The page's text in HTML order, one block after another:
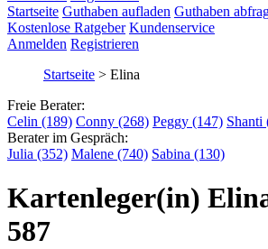
Startseite Guthaben aufladen Guthaben
Kostenlose Ratgeber Kundenservice
Anmelden Registrieren
Startseite > Elina
Freie Berater:
Celin (189) Conny (268) Peggy (147) Shanti
Berater im Gespräch:
Julia (352) Malene (740) Sabina (130)
Kartenleger(in)
587